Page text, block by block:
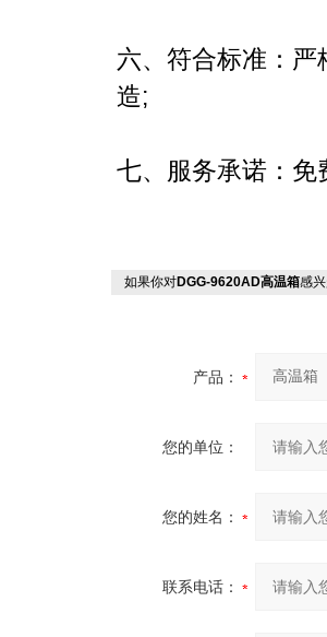
六、符合标准：
造;
七、服务承诺：免
如果你对DGG-9620AD高温箱感
产品：
您的单位：
您的姓名：
联系电话：